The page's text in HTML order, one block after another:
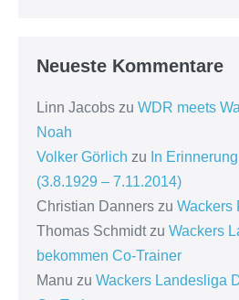
Neueste Kommentare
Linn Jacobs zu WDR meets
Noah
Volker Görlich zu In
(3.8.1929 – 7.11.2014)
Christian Danners zu Wackers
Thomas Schmidtzu Wackers
bekommen Co-Trainer
Manu zu Wackers Landesliga